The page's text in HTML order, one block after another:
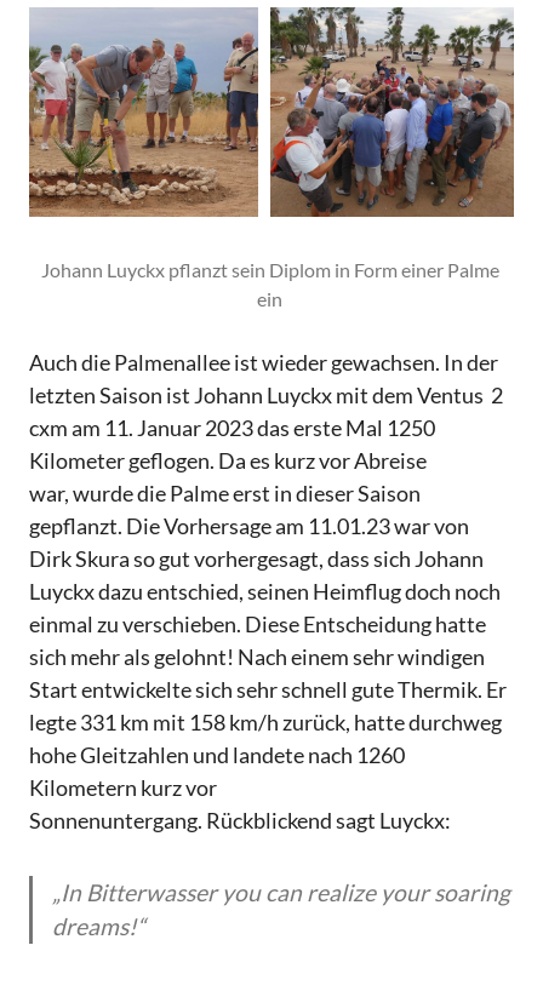
Johann Luyckx pflanzt sein Diplom in Form einer Palme
ein
Auch die Palmenallee ist wieder gewachsen. In der
letzten Saison ist Johann Luyckx mit dem Ventus 2
cxm am 11. Januar 2023 das erste Mal 1250
Kilometer geflogen. Da es kurz vor Abreise
war, wurde die Palme erst in dieser Saison
gepflanzt. Die Vorhersage am 11.01.23 war von
Dirk Skura so gut vorhergesagt, dass sich Johann
Luyckx dazu entschied, seinen Heimflug doch noch
einmal zu verschieben. Diese Entscheidung hatte
sich mehr als gelohnt! Nach einem sehr windigen
Start entwickelte sich sehr schnell gute Thermik. Er
legte 331 km mit 158 km/h zurück, hatte durchweg
hohe Gleitzahlen und landete nach 1260
Kilometern kurz vor
Sonnenuntergang. Rückblickend sagt Luyckx:
„In Bitterwasser you can realize your soaring
dreams!“